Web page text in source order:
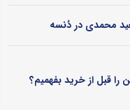
محمدی در دُنسه
قبل از خرید بفهمیم؟